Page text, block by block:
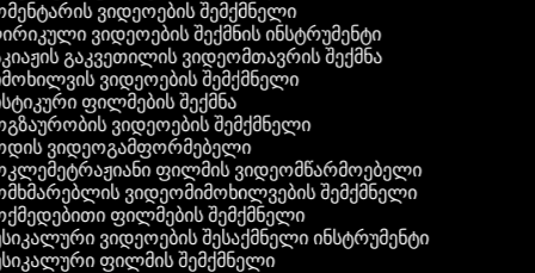
ვიდეოების შემქმნელი
ვიდეოების შექმნის ინსტრუმენტი
გაკვეთილის ვიდეომთავრის შექმნა
ვიდეოების შემქმნელი
ფილმების შექმნა
ვიდეოების შემქმნელი
ვიდეოგამფორმებელი
ფილმის ვიდეომწარმოებელი
ვიდეომიმოხილვების შემქმნელი
ფილმების შემქმნელი
ვიდეოების შესაქმნელი ინსტრუმენტი
ფილმის შემქმნელი